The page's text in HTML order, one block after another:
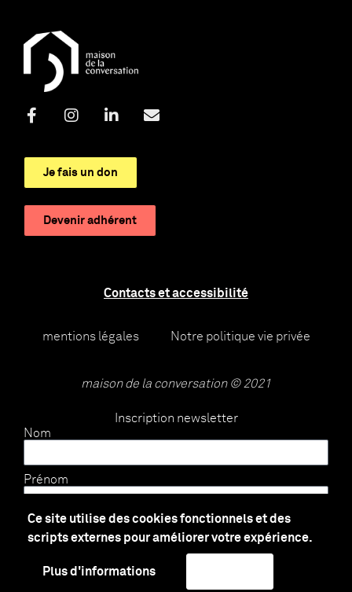
Ce site utilise des cookies fonctionnels et des
scripts externes pour améliorer votre expérience.
Plus d'informations
Je fais un don
Devenir adhérent
Contacts et accessibilité
mentions légales Notre politique vie privée
maison de la conversation © 2021
Inscription newsletter
Nom
Prénom
E-mail